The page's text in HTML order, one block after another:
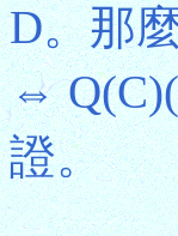
D。那
⇔
證。